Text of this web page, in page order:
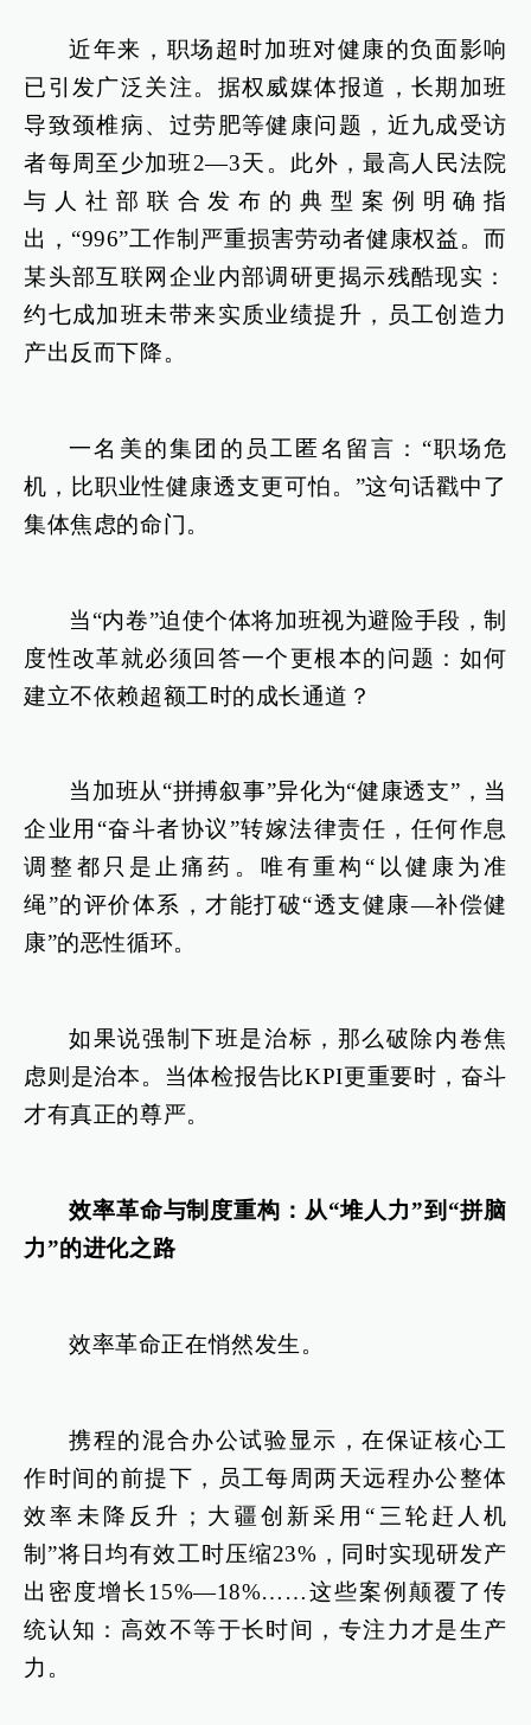
近年来，职场超时加班对健康的负面影响
已引发广泛关注。据权威媒体报道，长期加班
导致颈椎病、过劳肥等健康问题，近九成受访
者每周至少加班2—3天。此外，最高人民法院
与人社部联合发布的典型案例明确指
出，“996”工作制严重损害劳动者健康权益。而
某头部互联网企业内部调研更揭示残酷现实：
约七成加班未带来实质业绩提升，员工创造力
产出反而下降。
一名美的集团的员工匿名留言：“职场危
机，比职业性健康透支更可怕。”这句话戳中了
集体焦虑的命门。
当“内卷”迫使个体将加班视为避险手段，制
度性改革就必须回答一个更根本的问题：如何
建立不依赖超额工时的成长通道？
当加班从“拼搏叙事”异化为“健康透支”，当
企业用“奋斗者协议”转嫁法律责任，任何作息
调整都只是止痛药。唯有重构“以健康为准
绳”的评价体系，才能打破“透支健康—补偿健
康”的恶性循环。
如果说强制下班是治标，那么破除内卷焦
虑则是治本。当体检报告比KPI更重要时，奋斗
才有真正的尊严。
效率革命与制度重构：从“堆人力”到“拼脑
力”的进化之路
效率革命正在悄然发生。
携程的混合办公试验显示，在保证核心工
作时间的前提下，员工每周两天远程办公整体
效率未降反升；大疆创新采用“三轮赶人机
制”将日均有效工时压缩23%，同时实现研发产
出密度增长15%—18%……这些案例颠覆了传
统认知：高效不等于长时间，专注力才是生产
力。